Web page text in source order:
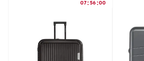
07:56:00